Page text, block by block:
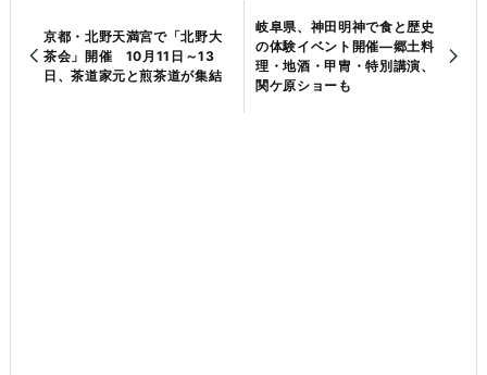
京都・北野天満宮で「北野大
茶会」開催 10月11日～13
日、茶道家元と煎茶道が集結
岐阜県、神田明神で食と歴史
の体験イベント開催―郷土料
理・地酒・甲冑・特別講演、
関ケ原ショーも